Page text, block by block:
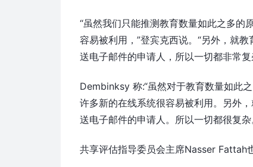
“虽然我们只能推测教育数量如此之多的
容易被利用，”登宾克西说。“另外，就
送电子邮件的申请人，所以一切都非常复
Dembinksy 称:“虽然对于教育数量如此
许多新的在线系统很容易被利用。另外
送电子邮件的申请人。所以一切都很复杂
共享评估指导委员会主席Nasser Fattah